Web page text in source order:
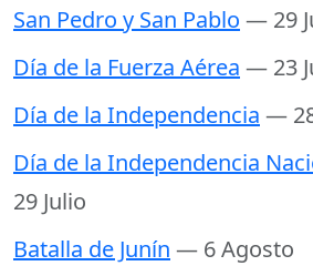
San Pedro y San Pablo — 29
Día de la Fuerza Aérea — 23
Día de la Independencia —
Día de la Independencia
29 Julio
Batalla de Junín — 6 Agosto